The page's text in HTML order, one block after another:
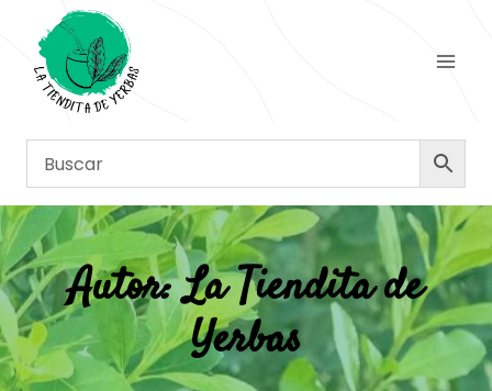
contenido
Autor: La Tiendita de
Yerbas